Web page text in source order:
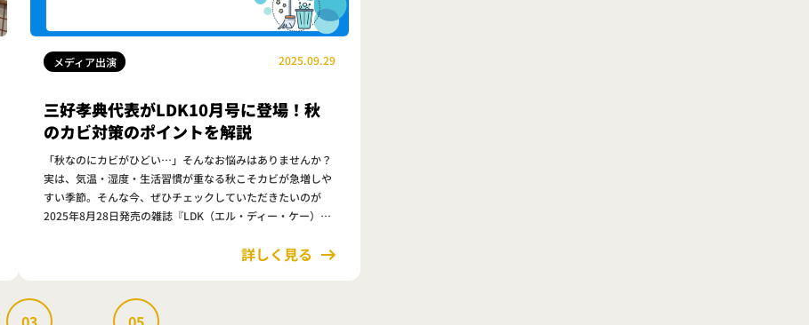
メディア出演 2025.09.29
三好孝典代表がLDK10月号に登場！秋
のカビ対策のポイントを解説
「秋なのにカビがひどい…」そんなお悩みはありませんか？
実は、気温・湿度・生活習慣が重なる秋こそカビが急増しや
すい季節。そんな今、ぜひチェックしていただきたいのが
2025年8月28日発売の雑誌『LDK（エル・ディー・ケー）10
詳しく見る